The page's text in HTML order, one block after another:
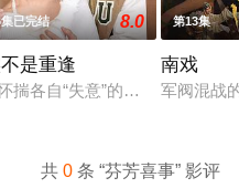
了邻家女孩庞倩（苏晓彤 饰
已完结 8.0
是重逢
揣各自“失意”的年轻人，在沿
第13集
南戏
军阀混战
共0 条 “芬芳喜事” 影评